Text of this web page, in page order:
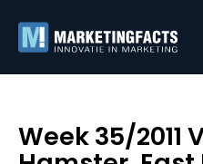
Week 35/2011